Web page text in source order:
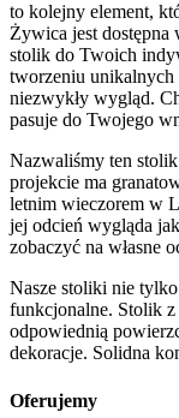
to kolejny element,
Żywica jest dostępna
stolik do Twoich
tworzeniu
niezwykły wygląd.
pasuje do Twojego
Nazwaliśmy ten
projekcie ma
letnim wieczorem w
jej odcień wygląda
zobaczyć na własne
Nasze stoliki nie
funkcjonalne. Stolik
odpowiednią
dekoracje. Solidna
Oferujemy